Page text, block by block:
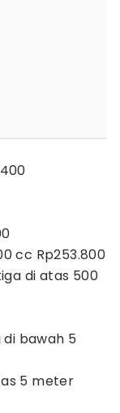
cc Rp253.800
di atas 500
bawah 5
5 meter